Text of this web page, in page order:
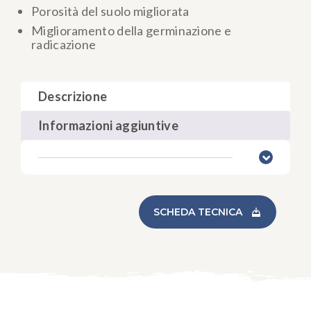
Porosità del suolo migliorata
Miglioramento della germinazione e
radicazione
Descrizione
Informazioni aggiuntive
SCHEDA TECNICA